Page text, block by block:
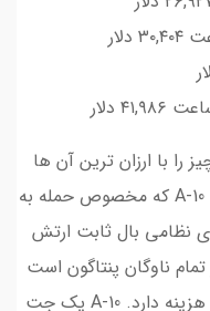
را با ارزان ترین آن ها
شروع می کنیم. جنگنده A-10 Thunderbolt که مخصوص حمله به
نظامی بال ثابت ارتش
تمام ناوگان پنتاگون است
که پرواز هر ساعت آن تنها ۲۲,۵۳۱ دلار هزینه دارد. A-10 یک جت